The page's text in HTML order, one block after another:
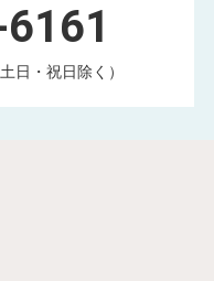
日・祝日除く）